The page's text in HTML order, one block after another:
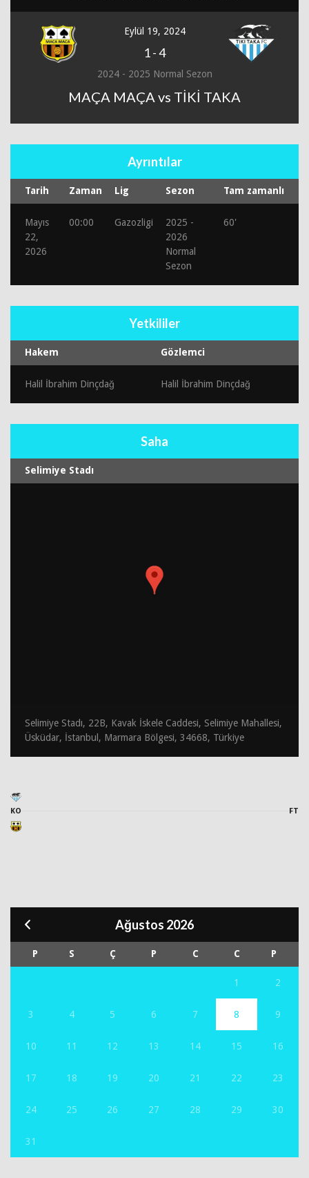
Eylül 19, 2024
1-4
2024 - 2025 Normal Sezon
MAÇA MAÇA vs TİKİ TAKA
Ayrıntılar
Tarih Zaman Lig Sezon Tam zamanlı
Mayıs
22,
2026
00:00 Gazozligi
2025 -
2026
Normal
Sezon
60'
Yetkililer
Hakem Gözlemci
Halil İbrahim Dinçdağ Halil İbrahim Dinçdağ
Saha
Selimiye Stadı
Selimiye Stadı, 22B, Kavak İskele Caddesi, Selimiye Mahallesi,
Üsküdar, İstanbul, Marmara Bölgesi, 34668, Türkiye
KO FT
Ağustos 2026
P S Ç P C C P
1 2
3 4 5 6 7 8 9
10 11 12 13 14 15 16
17 18 19 20 21 22 23
24 25 26 27 28 29 30
31